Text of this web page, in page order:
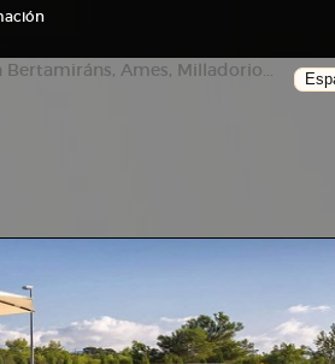
Ames, Milladorio...